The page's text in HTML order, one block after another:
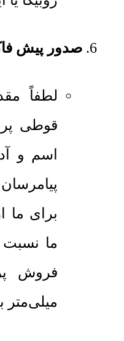
صدور پیش
لطفاً
قوطی
اسم و
پیامرسان
برای ما
ما نسبت
میلی‌متر